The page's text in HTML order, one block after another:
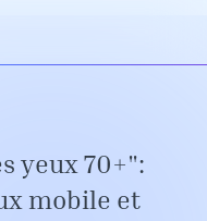
yeux 70+":
mobile et